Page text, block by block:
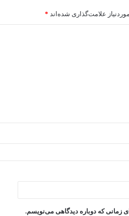
علامت‌گذاری شده‌اند *
زمانی که دوباره دیدگاهی می‌نویسم.